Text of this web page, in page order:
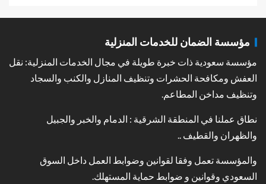
مؤسسة الضمان للخدمات المنزلية
مؤسسة سعودية ذات خبرة طويلة في مجال الخدمات المنزلية: نقل
العفش ومكافحة الحشرات وتنظيف المنازل والكنب والسجاد
وتنظيف مداخن المطاعم.
نطاق عملنا في المنطقة الشرقية : الدمام والخبر والجبيل
والظهران والقطيف ..
والمؤسسة تعمل وفقا لقوانين وضوابط العمل داخل السوق
السعودي وقوانين و ضوابط حماية المستهلك.